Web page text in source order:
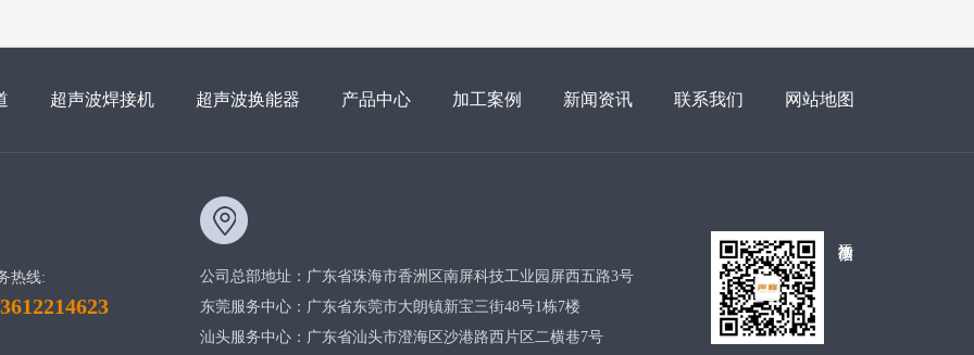
超声波焊接机 超声波换能器 产品中心 加工案例 新闻资讯 联系我们 网站地图
热线:
公司总部地址：广东省珠海市香洲区南屏科技工业园屏西五路3号
东莞服务中心：广东省东莞市大朗镇新宝三街48号1栋7楼
汕头服务中心：广东省汕头市澄海区沙港路西片区二横巷7号